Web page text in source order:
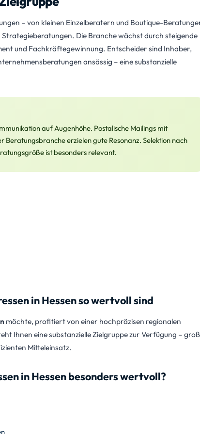
– von kleinen Einzelberatern und Boutique-
Die Branche wächst durch steigende
und Fachkräftegewinnung. Entscheider sind Inhaber,
ansässig – eine substanzielle
auf Augenhöhe. Postalische Mailings mit
erzielen gute Resonanz. Selektion nach
ist besonders relevant.
in Hessen so wertvoll sind
möchte, profitiert von einer hochpräzisen regionalen
Ihnen eine substanzielle Zielgruppe zur Verfügung – groß
Mitteleinsatz.
in Hessen besonders wertvoll?